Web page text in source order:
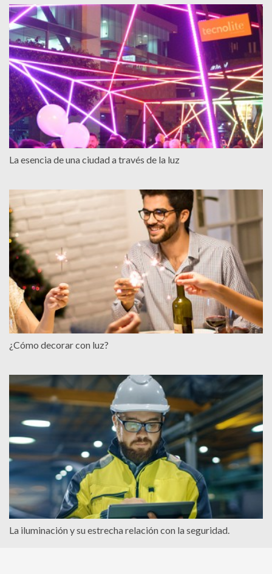
La esencia de una ciudad a través de la luz
¿Cómo decorar con luz?
La iluminación y su estrecha relación con la seguridad.